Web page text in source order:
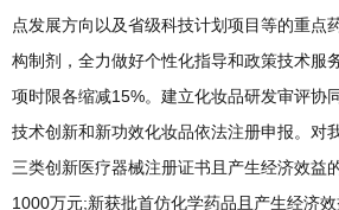
点发展方向以及省级科技计划项目等的重点
构制剂，全力做好个性化指导和政策技术服
项时限各缩减15%。建立化妆品研发审评协
技术创新和新功效化妆品依法注册申报。对
三类创新医疗器械注册证书且产生经济效益
1000万元;新获批首仿化学药品且产生经济